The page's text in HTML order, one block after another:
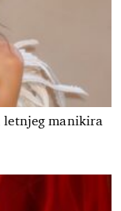
letnjeg manikira